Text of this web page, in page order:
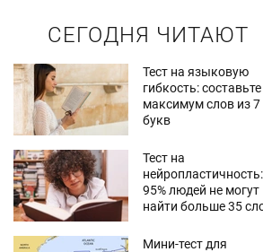
СЕГОДНЯ ЧИТАЮТ
Тест на языковую
гибкость: составьте
максимум слов из 7
букв
Тест на
нейропластичность:
95% людей не могут
найти больше 35
Мини-тест для